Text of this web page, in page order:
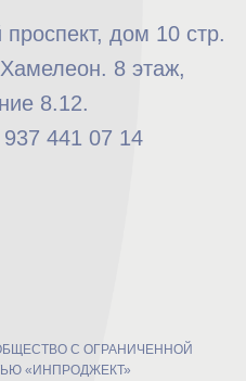
дом 10 стр.
8 этаж,
8.12.
441 07 14
ОБЩЕСТВО С ОГРАНИЧЕННОЙ
«ИНПРОДЖЕКТ»